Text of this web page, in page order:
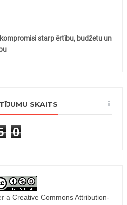
kompromisi starp ērtību, budžetu un
SKAITS
0
a Creative Commons Attribution-